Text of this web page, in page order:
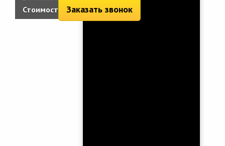
Стоимость: 2 665 руб.
Заказать звонок